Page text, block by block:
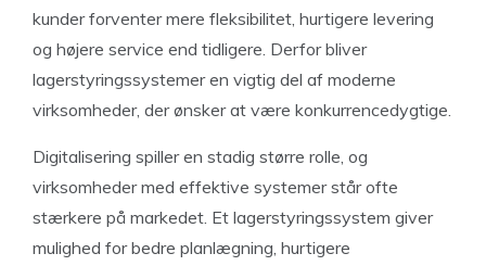
kunder forventer mere fleksibilitet, hurtigere levering
og højere service end tidligere. Derfor bliver
lagerstyringssystemer en vigtig del af moderne
virksomheder, der ønsker at være konkurrencedygtige.
Digitalisering spiller en stadig større rolle, og
virksomheder med effektive systemer står ofte
stærkere på markedet. Et lagerstyringssystem giver
mulighed for bedre planlægning, hurtigere